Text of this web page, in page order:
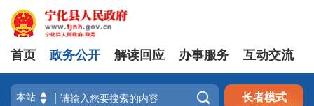
首页 政务公开 解读回应 办事服务 互动交流
 长者模式